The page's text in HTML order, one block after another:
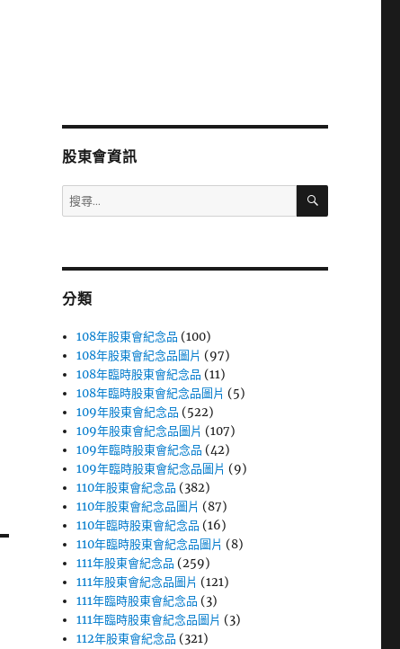
股東會資訊
搜
尋
字:
搜
分類
108年股東會紀念品 (100)
108年股東會紀念品圖片 (97)
108年臨時股東會紀念品 (11)
108年臨時股東會紀念品圖片 (5)
109年股東會紀念品 (522)
109年股東會紀念品圖片 (107)
109年臨時股東會紀念品 (42)
109年臨時股東會紀念品圖片 (9)
110年股東會紀念品 (382)
110年股東會紀念品圖片 (87)
110年臨時股東會紀念品 (16)
110年臨時股東會紀念品圖片 (8)
111年股東會紀念品 (259)
111年股東會紀念品圖片 (121)
111年臨時股東會紀念品 (3)
111年臨時股東會紀念品圖片 (3)
112年股東會紀念品 (321)